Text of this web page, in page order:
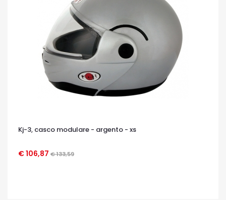
Kj-3, casco modulare - argento - xs
€ 106,87 € 133,59
OCCHIATA VELOCE